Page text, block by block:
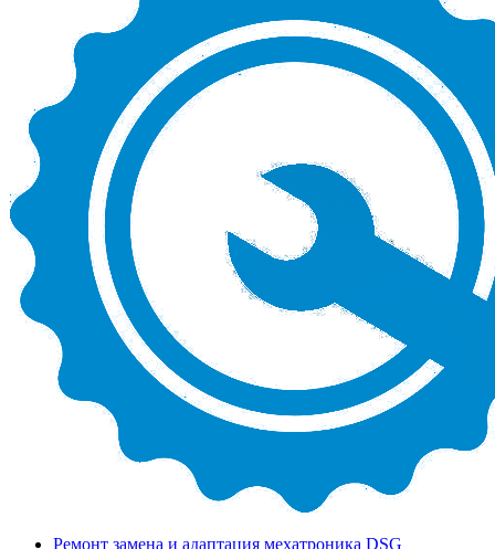
Ремонт замена и адаптация мехатроника DSG